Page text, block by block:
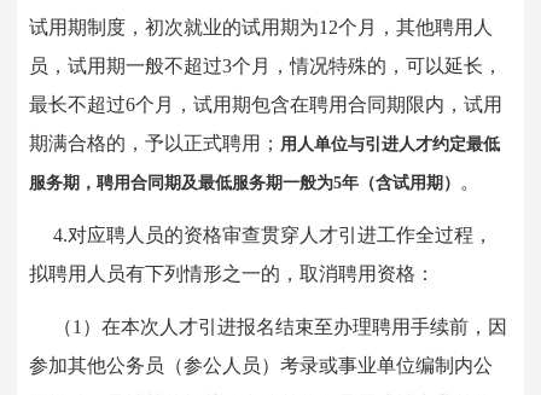
试用期制度，初次就业的试用期为12个月，其他聘用人
员，试用期一般不超过3个月，情况特殊的，可以延长，
最长不超过6个月，试用期包含在聘用合同期限内，试用
期满合格的，予以正式聘用； 用人单位与引进人才约定最低
服务期，聘用合同期及最低服务期一般为5年（含试用期） 。
4.对应聘人员的资格审查贯穿人才引进工作全过程，
拟聘用人员有下列情形之一的，取消聘用资格：
（1）在本次人才引进报名结束至办理聘用手续前，因
参加其他公务员（参公人员）考录或事业单位编制内公